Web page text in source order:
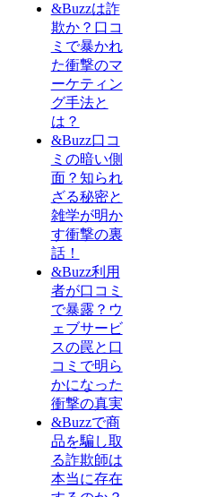
&Buzzは詐
欺か？口コ
ミで暴かれ
た衝撃のマ
ーケティン
グ手法と
は？
&Buzz口コ
ミの暗い側
面？知られ
ざる秘密と
雑学が明か
す衝撃の裏
話！
&Buzz利用
者が口コミ
で暴露？ウ
ェブサービ
スの罠と口
コミで明ら
かになった
衝撃の真実
&Buzzで商
品を騙し取
る詐欺師は
本当に存在